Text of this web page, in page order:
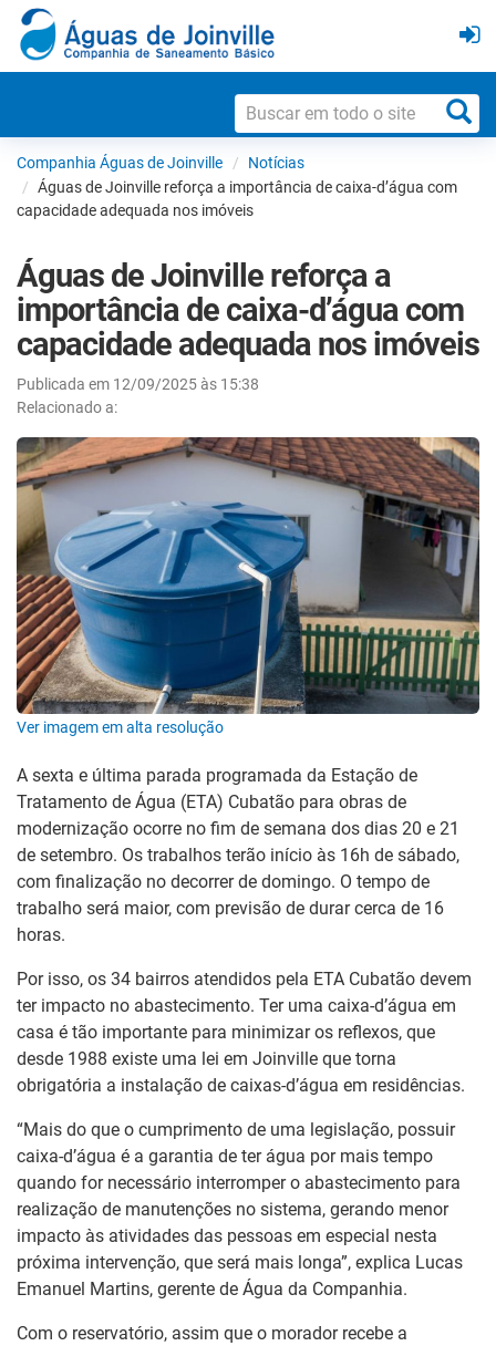
Companhia Águas de Joinville
Notícias
Águas de Joinville reforça a importância de caixa-d’água com
capacidade adequada nos imóveis
Águas de Joinville reforça a
importância de caixa-d’água com
capacidade adequada nos imóveis
Publicada em 12/09/2025 às 15:38
Relacionado a:
Ver imagem em alta resolução
A sexta e última parada programada da Estação de
Tratamento de Água (ETA) Cubatão para obras de
modernização ocorre no fim de semana dos dias 20 e 21
de setembro. Os trabalhos terão início às 16h de sábado,
com finalização no decorrer de domingo. O tempo de
trabalho será maior, com previsão de durar cerca de 16
horas.
Por isso, os 34 bairros atendidos pela ETA Cubatão devem
ter impacto no abastecimento. Ter uma caixa-d’água em
casa é tão importante para minimizar os reflexos, que
desde 1988 existe uma lei em Joinville que torna
obrigatória a instalação de caixas-d’água em residências.
“Mais do que o cumprimento de uma legislação, possuir
caixa-d’água é a garantia de ter água por mais tempo
quando for necessário interromper o abastecimento para
realização de manutenções no sistema, gerando menor
impacto às atividades das pessoas em especial nesta
próxima intervenção, que será mais longa”, explica Lucas
Emanuel Martins, gerente de Água da Companhia.
Com o reservatório, assim que o morador recebe a